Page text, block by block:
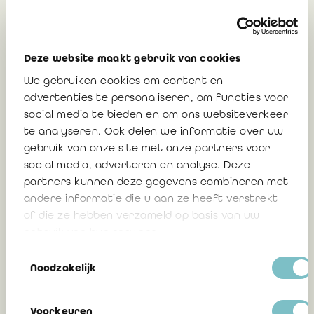
Deze website maakt gebruik van cookies
We gebruiken cookies om content en
advertenties te personaliseren, om functies voor
social media te bieden en om ons websiteverkeer
te analyseren. Ook delen we informatie over uw
gebruik van onze site met onze partners voor
social media, adverteren en analyse. Deze
partners kunnen deze gegevens combineren met
andere informatie die u aan ze heeft verstrekt
of die ze hebben verzameld op basis van uw
Noodzakelijk
Voorkeuren
uw bedrijfsrevisor kiezen? Een ontwerp
ter openbare kritiek voorgelegd
28 oktober 2010 15324
Persbericht: samenwerking van de
economische beroepsbeoefenaars
14245